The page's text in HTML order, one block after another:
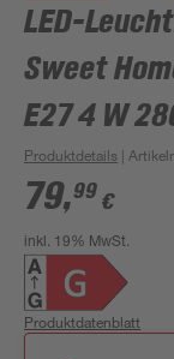
LED-
Sweet
E27 4 W
Produktdetails |
79,99 €
inkl. 19% MwSt.
Produktdatenblatt